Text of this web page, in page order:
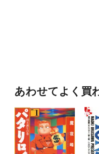
あわせてよく買